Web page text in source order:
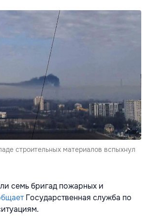
строительных материалов вспыхнул
семь бригад пожарных и
Государственная служба по